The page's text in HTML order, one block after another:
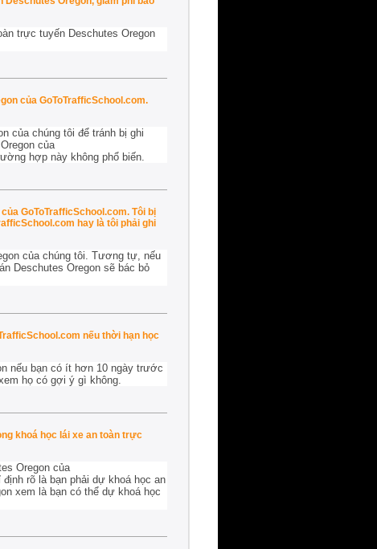
trực tuyến Deschutes Oregon
của GoToTrafficSchool.com.
của chúng tôi để tránh bị ghi
của
hợp này không phổ biến.
GoToTrafficSchool.com. Tôi bị
hay là tôi phải ghi
của chúng tôi. Tương tự, nếu
Deschutes Oregon sẽ bác bỏ
nếu thời hạn học
nếu bạn có ít hơn 10 ngày trước
họ có gợi ý gì không.
khoá học lái xe an toàn trực
Oregon của
rõ là bạn phải dự khoá học an
xem là bạn có thể dự khoá học